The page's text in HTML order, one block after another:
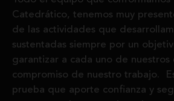
Catedrático, tenemos muy
de las actividades que
sustentadas siempre por un
garantizar a cada uno de nuestros
compromiso de nuestro trabajo.
prueba que aporte confianza y